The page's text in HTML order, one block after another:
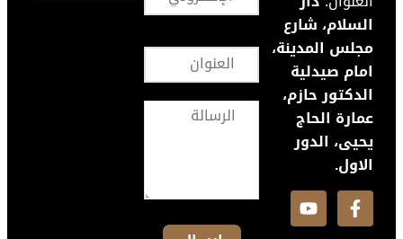
السلام، شارع
مجلس المدينة،
امام صيدلية
الدكتور حازم،
عمارة الحاج
يحيى، الدور
الاول.